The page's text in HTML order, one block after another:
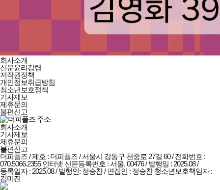
더피플즈
회사소개
및
정책안내
회사소개
신문윤리강령
저작권정책
개인정보취급방침
청소년보호정책
기사제보
제휴문의
불편신고
회사소개
기사제보
제휴문의
불편신고
더피플즈 / 제호 : 더피플즈 /서울시 강동구 천중로 27길 60 / 전화번호 :
070.5066.2355인터넷 신문등록번호 : 서울, 00476 / 발행일 : 2025.08 /
등록일자 : 2025.08 / 발행인: 정승찬 / 편집인 : 정승찬청소년보호책임자 :
김미진